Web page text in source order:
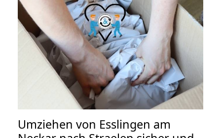
Umziehen von Esslingen am